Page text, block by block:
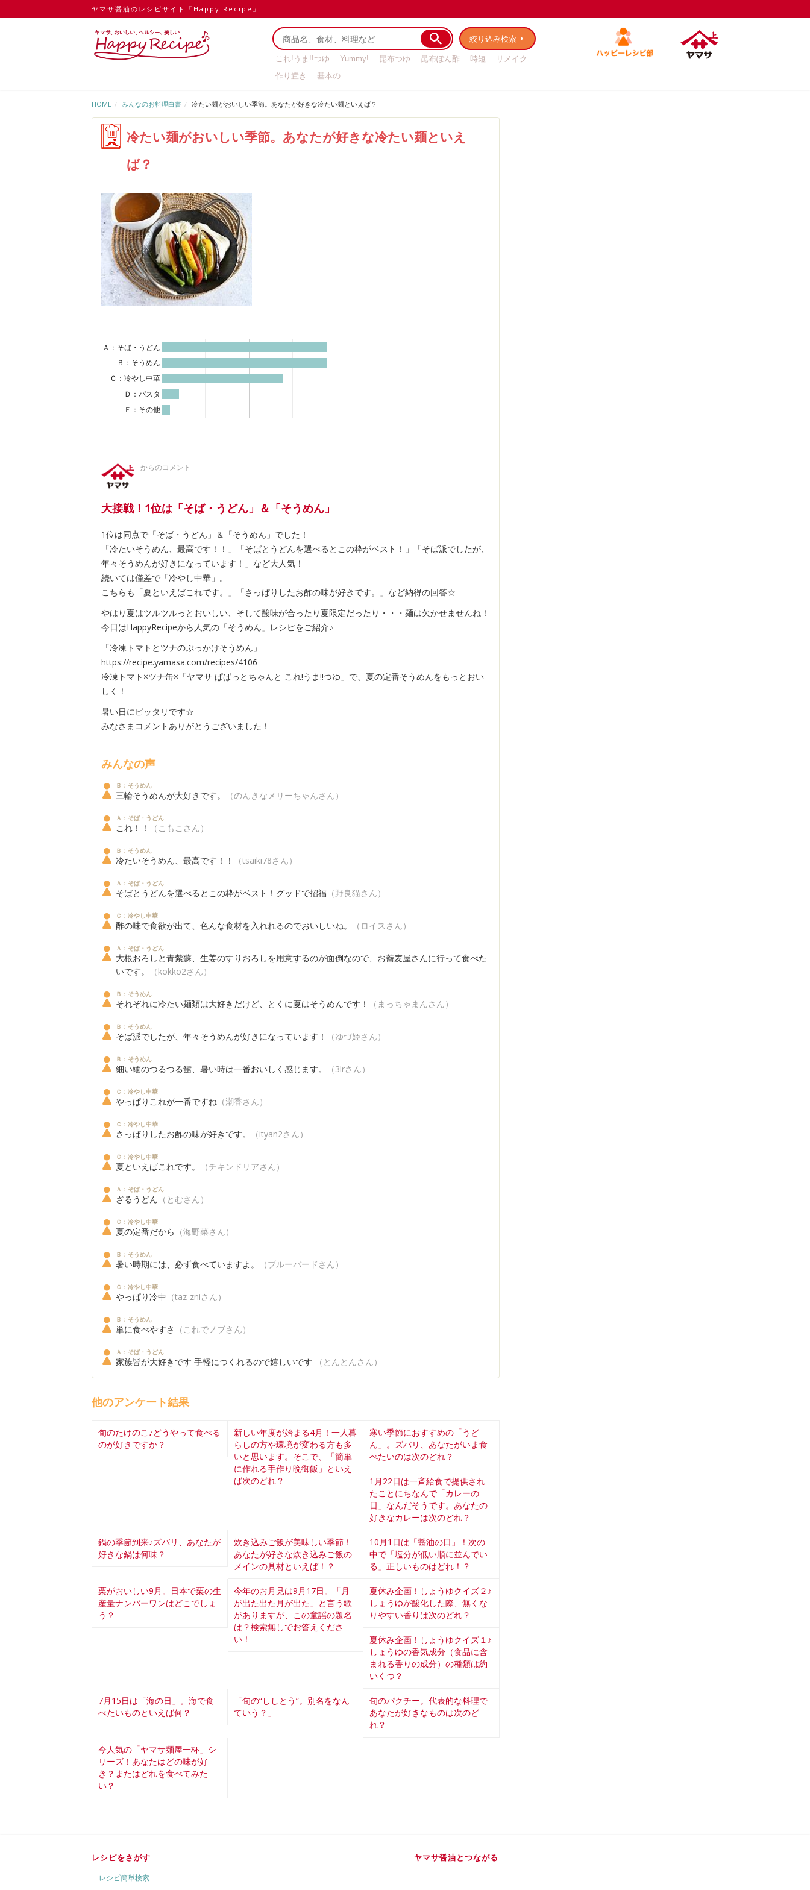
ヤマサ醤油のレシピサイト「Happy Recipe」
絞り込み検索
これ!うま!!つゆ Yummy! 昆布つゆ 昆布ぽん酢 時短
リメイク
作り置き
基本の
HOME みんなのお料理白書 冷たい麺がおいしい季節。あなたが好きな冷たい麺といえば？
冷たい麺がおいしい季節。あなたが好きな冷たい麺といえ
ば？
Ａ：そば・うどん
Ｂ：そうめん
Ｃ：冷やし中華
Ｄ：パスタ
Ｅ：その他
からのコメント
大接戦！1位は「そば・うどん」＆「そうめん」
1位は同点で「そば・うどん」＆「そうめん」でした！
「冷たいそうめん、最高です！！」「そばとうどんを選べるとこの枠がベスト！」「そば派でしたが、
年々そうめんが好きになっています！」など大人気！
続いては僅差で「冷やし中華」。
こちらも「夏といえばこれです。」「さっぱりしたお酢の味が好きです。」など納得の回答☆
やはり夏はツルツルっとおいしい、そして酸味が合ったり夏限定だったり・・・麺は欠かせませんね！
今日はHappyRecipeから人気の「そうめん」レシピをご紹介♪
「冷凍トマトとツナのぶっかけそうめん」
https://recipe.yamasa.com/recipes/4106
冷凍トマト×ツナ缶×「ヤマサ ぱぱっとちゃんと これ!うま!!つゆ」で、夏の定番そうめんをもっとおい
しく！
暑い日にピッタリです☆
みなさまコメントありがとうございました！
みんなの声
Ｂ：そうめん
三輪そうめんが大好きです。 （のんきなメリーちゃんさん）
Ａ：そば・うどん
これ！！ （こもこさん）
Ｂ：そうめん
冷たいそうめん、最高です！！ （tsaiki78さん）
Ａ：そば・うどん
そばとうどんを選べるとこの枠がベスト！グッドで招福 （野良猫さん）
Ｃ：冷やし中華
酢の味で食欲が出て、色んな食材を入れれるのでおいしいね。 （ロイスさん）
Ａ：そば・うどん
大根おろしと青紫蘇、生姜のすりおろしを用意するのが面倒なので、お蕎麦屋さんに行って食べた
いです。
（kokko2さん）
Ｂ：そうめん
それぞれに冷たい麺類は大好きだけど、とくに夏はそうめんです！ （まっちゃまんさん）
Ｂ：そうめん
そば派でしたが、年々そうめんが好きになっています！ （ゆづ姫さん）
Ｂ：そうめん
細い緬のつるつる館、暑い時は一番おいしく感じます。 （3lrさん）
Ｃ：冷やし中華
やっぱりこれが一番ですね （潮香さん）
Ｃ：冷やし中華
さっぱりしたお酢の味が好きです。 （ityan2さん）
Ｃ：冷やし中華
夏といえばこれです。 （チキンドリアさん）
Ａ：そば・うどん
ざるうどん （とむさん）
Ｃ：冷やし中華
夏の定番だから （海野菜さん）
Ｂ：そうめん
暑い時期には、必ず食べていますよ。 （ブルーバードさん）
Ｃ：冷やし中華
やっぱり冷中 （taz-zniさん）
Ｂ：そうめん
単に食べやすさ （これでノブさん）
Ａ：そば・うどん
家族皆が大好きです 手軽につくれるので嬉しいです （とんとんさん）
他のアンケート結果
旬のたけのこ♪どうやって食べる
のが好きですか？
新しい年度が始まる4月！一人暮
らしの方や環境が変わる方も多
いと思います。そこで、「簡単
に作れる手作り晩御飯」といえ
ば次のどれ？
寒い季節におすすめの「うど
ん」。ズバリ、あなたがいま食
べたいのは次のどれ？
1月22日は一斉給食で提供され
たことにちなんで「カレーの
日」なんだそうです。あなたの
好きなカレーは次のどれ？
鍋の季節到来♪ズバリ、あなたが
好きな鍋は何味？
炊き込みご飯が美味しい季節！
あなたが好きな炊き込みご飯の
メインの具材といえば！？
10月1日は「醤油の日」！次の
中で「塩分が低い順に並んでい
る」正しいものはどれ！？
栗がおいしい9月。日本で栗の生
産量ナンバーワンはどこでしょ
う？
今年のお月見は9月17日。「月
が出た出た月が出た」と言う歌
がありますが、この童謡の題名
は？検索無しでお答えくださ
い！
夏休み企画！しょうゆクイズ２♪
しょうゆが酸化した際、無くな
りやすい香りは次のどれ？
夏休み企画！しょうゆクイズ１♪
しょうゆの香気成分（食品に含
まれる香りの成分）の種類は約
いくつ？
7月15日は「海の日」。海で食
べたいものといえば何？
「旬の“ししとう”。別名をなん
ていう？」
旬のパクチー。代表的な料理で
あなたが好きなものは次のど
れ？
今人気の「ヤマサ麺屋一杯」シ
リーズ！あなたはどの味が好
き？またはどれを食べてみた
い？
レシピをさがす
レシピ簡単検索
ヤマサ醤油とつながる